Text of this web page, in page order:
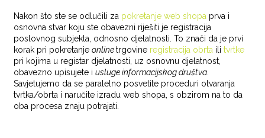
Nakon što ste se odlučili za pokretanje web shopa prva i
osnovna stvar koju ste obavezni riješiti je registracija
poslovnog subjekta, odnosno djelatnosti. To znači da je prvi
korak pri pokretanjeonlinetrgovine registracija obrta ilitvrtke
pri kojima u registar djelatnosti, uz osnovnu djelatnost,
obavezno upisujete iusluge informacijskog društva
Savjetujemo da se paralelno posvetite proceduri otvaranja
tvrtka/obrta i naručite izradu web shopa, s obzirom na to da
oba procesa znaju potrajati.